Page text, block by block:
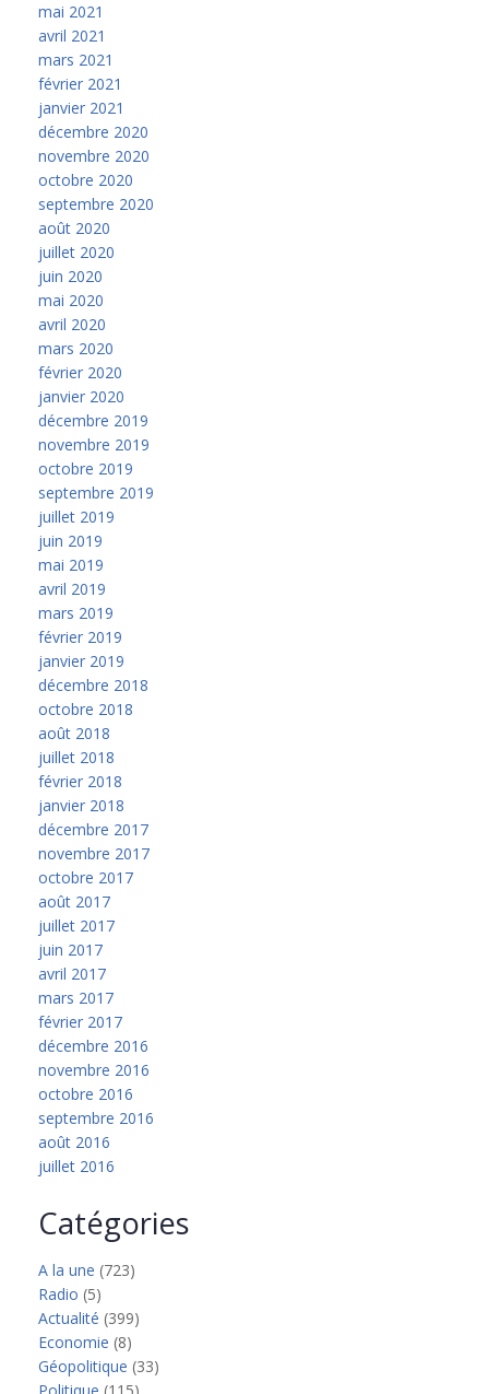
mai 2021
avril 2021
mars 2021
février 2021
janvier 2021
décembre 2020
novembre 2020
octobre 2020
septembre 2020
août 2020
juillet 2020
juin 2020
mai 2020
avril 2020
mars 2020
février 2020
janvier 2020
décembre 2019
novembre 2019
octobre 2019
septembre 2019
juillet 2019
juin 2019
mai 2019
avril 2019
mars 2019
février 2019
janvier 2019
décembre 2018
octobre 2018
août 2018
juillet 2018
février 2018
janvier 2018
décembre 2017
novembre 2017
octobre 2017
août 2017
juillet 2017
juin 2017
avril 2017
mars 2017
février 2017
décembre 2016
novembre 2016
octobre 2016
septembre 2016
août 2016
juillet 2016
Catégories
A la une (723)
Radio (5)
Actualité (399)
Economie (8)
Géopolitique (33)
Politique (115)